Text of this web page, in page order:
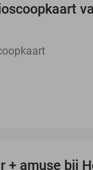
+ amuse bij